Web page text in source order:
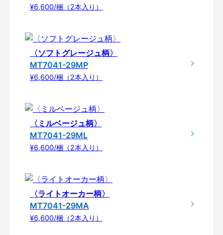
¥6,600/梱（2本入り）
〈ソフトグレージュ柄〉
MT7041-29MP
¥6,600/梱（2本入り）
〈ミルベージュ柄〉
MT7041-29ML
¥6,600/梱（2本入り）
〈ライトオーカー柄〉
MT7041-29MA
¥6,600/梱（2本入り）